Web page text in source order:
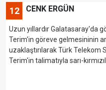
12 CENK ERGÜN
Uzun yıllardır Galatasaray'da
Terim'in göreve gelmesininin
uzaklaştırılarak Türk Telekom
Terim'in talimatıyla sarı-